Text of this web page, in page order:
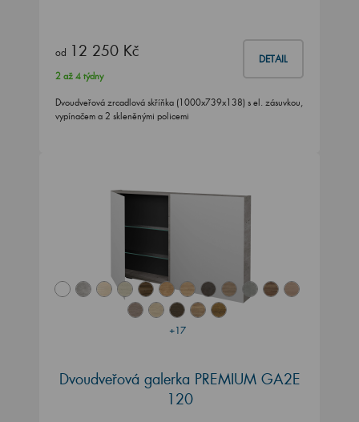
od 12 250 Kč DETAIL
2 až 4 týdny
Dvoudveřová zrcadlová skříňka (1000x739x138) s el. zásuvkou,
vypínačem a 2 skleněnými policemi
+17
Dvoudveřová galerka PREMIUM GA2E
120